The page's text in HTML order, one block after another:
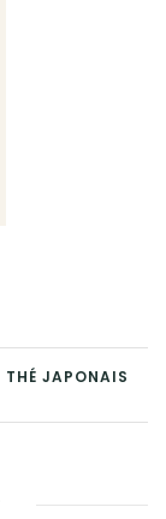
THÉ JAPONAIS